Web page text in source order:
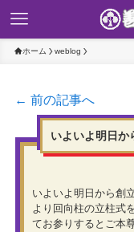
ホーム weblog
← 前の記事へ
いよいよ明日か
いよいよ明日から創
より回向柱の立柱式
てお参りするとご本